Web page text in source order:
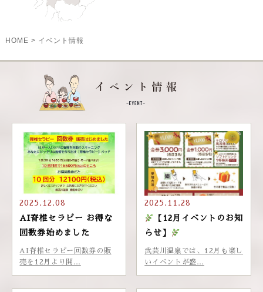
HOME > イベント情報
2025.12.08
AI脊椎セラピー お得な
回数券始めました
AI脊椎セラピー回数券の販
売を12月より開…
2025.11.28
【12月イベントのお知
らせ】
武芸川温泉では、12月も楽し
いイベントが盛…